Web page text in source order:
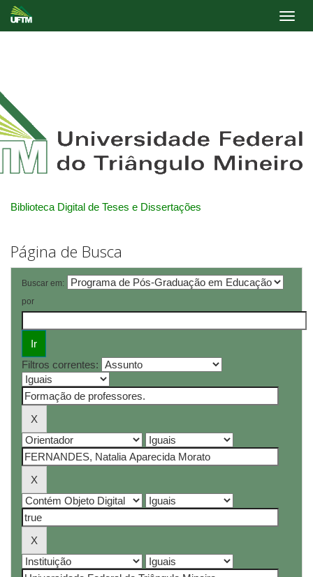
Biblioteca Digital de Teses e Dissertações
Página de Busca
Buscar em:
por
Filtros correntes: